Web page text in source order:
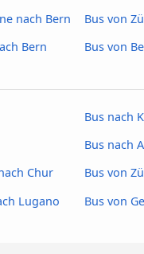
nach Bern
Bus von
Bern
Bus von
Bus nach
Bus nach
Chur
Bus von
Lugano
Bus von